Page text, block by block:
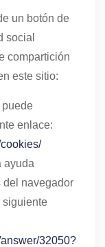
un botón de
social
compartición
este sitio:
puede
enlace:
ayuda
del navegador
siguiente
32050?